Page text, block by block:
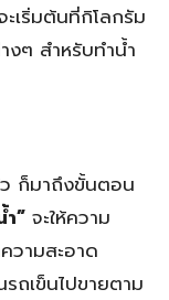
เริ่มต้นที่กิโลกรัม
ๆ สำหรับทำน้ำ
ก็มาถึงขั้นตอน
” จะให้ความ
ามสะอาด
ถเข็นไปขายตาม